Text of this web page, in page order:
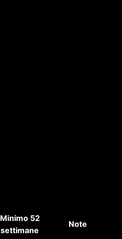
Minimo 52
settimane
Note